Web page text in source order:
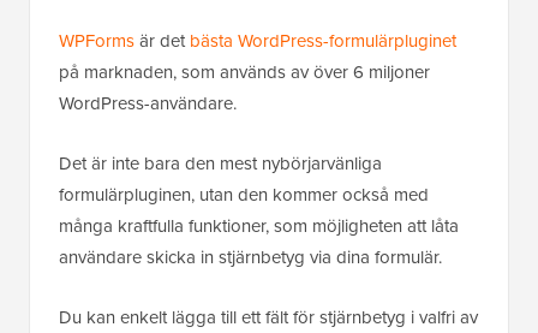
WPFormsär detbästa WordPress-formulärpluginet
på marknaden, som används av över 6 miljoner
WordPress-användare.
Det är inte bara den mest nybörjarvänliga
formulärpluginen, utan den kommer också med
många kraftfulla funktioner, som möjligheten att låta
användare skicka in stjärnbetyg via dina formulär.
Du kan enkelt lägga till ett fält för stjärnbetyg i valfri av